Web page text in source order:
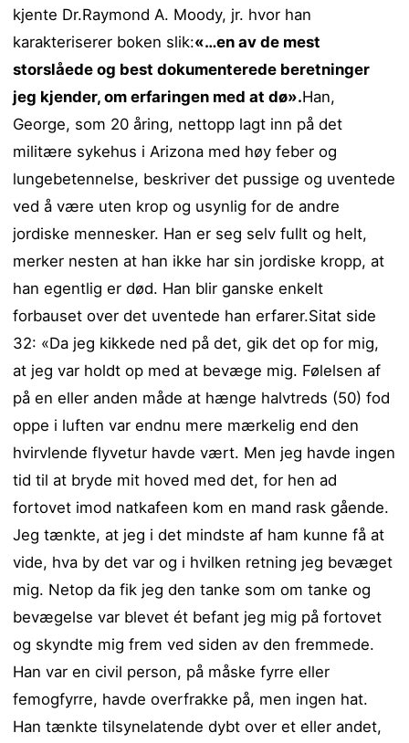
kjente Dr.Raymond A. Moody, jr. hvor han
karakteriserer boken slik:«…en av de mest
storslåede og best dokumenterede beretninger
jeg kjender, om erfaringen med at dø».Han,
George, som 20 åring, nettopp lagt inn på det
militære sykehus i Arizona med høy feber og
lungebetennelse, beskriver det pussige og uventede
ved å være uten krop og usynlig for de andre
jordiske mennesker. Han er seg selv fullt og helt,
merker nesten at han ikke har sin jordiske kropp, at
han egentlig er død. Han blir ganske enkelt
forbauset over det uventede han erfarer.Sitat side
32: «Da jeg kikkede ned på det, gik det op for mig,
at jeg var holdt op med at bevæge mig. Følelsen af
på en eller anden måde at hænge halvtreds (50) fod
oppe i luften var endnu mere mærkelig end den
hvirvlende flyvetur havde vært. Men jeg havde ingen
tid til at bryde mit hoved med det, for hen ad
fortovet imod natkafeen kom en mand rask gående.
Jeg tænkte, at jeg i det mindste af ham kunne få at
vide, hva by det var og i hvilken retning jeg bevæget
mig. Netop da fik jeg den tanke som om tanke og
bevægelse var blevet ét befant jeg mig på fortovet
og skyndte mig frem ved siden av den fremmede.
Han var en civil person, på måske fyrre eller
femogfyrre, havde overfrakke på, men ingen hat.
Han tænkte tilsynelatende dybt over et eller andet,